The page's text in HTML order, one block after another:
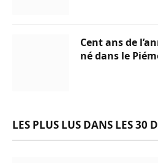
Cent ans de
né dans le
LES PLUS LUS DANS LES 30